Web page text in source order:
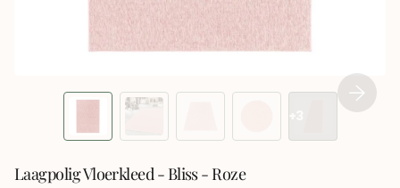
Laagpolig Vloerkleed - Bliss - Roze